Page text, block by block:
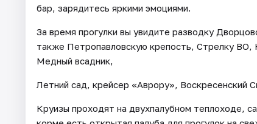
бар, зарядитесь яркими эмоциями.
За время прогулки вы увидите разводку
также Петропавловскую крепость, Стрелку ВО,
Медный всадник,
Летний сад, крейсер «Аврору», Воскресенский
Круизы проходят на двухпалубном теплоходе,